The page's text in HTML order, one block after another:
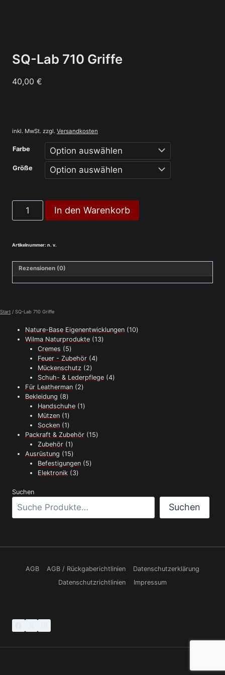
SQ-Lab 710 Griffe
40,00 €
inkl. MwSt. zzgl. Versandkosten
Farbe
Größe
Menge
In den Warenkorb
Artikelnummer: n. v.
Rezensionen (0)
Start / SQ-Lab 710 Griffe
Nature-Base Eigenentwicklungen 1010
Wilma Naturprodukte 1313
Cremes 55
Produkte
Feuer - Zubehör 44
Mückenschutz 22
Produkte
Schuh- & Lederpflege 44
Für Leatherman 22
Bekleidung 88
Produkte
Handschuhe 11
Mützen 11
Produkt
Socken 11
Produkt
Packraft & Zubehör 1515
Zubehör 11
Produkt
Ausrüstung 1515
Produkte
Befestigungen 55
Elektronik 33
Suchen
Suchen
AGB AGB / Rückgaberichtlinien
Datenschutzerklärung
Datenschutzrichtlinien
Impressum